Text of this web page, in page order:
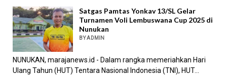
Satgas Pamtas Yonkav 13/SL Gelar
Turnamen Voli Lembuswana Cup 2025 di
Nunukan
BY ADMIN
NUNUKAN, marajanews.id - Dalam rangka memeriahkan Hari
Ulang Tahun (HUT) Tentara Nasional Indonesia (TNI), HUT...